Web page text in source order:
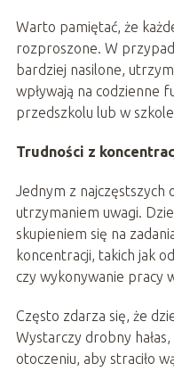
Warto pamiętać, że
rozproszone. W
bardziej nasilone,
wpływają na codzienne
przedszkolu lub w
Trudności z
Jednym z najczęstszych
utrzymaniem uwagi.
skupieniem się na
koncentracji, takich jak
czy wykonywanie pracy
Często zdarza się, że
Wystarczy drobny
otoczeniu, aby straciło